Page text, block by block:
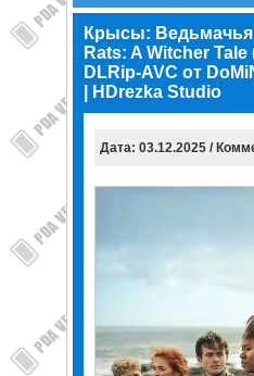
Крысы: Ведьмачья
Rats: A Witcher Tale
DLRip-AVC от
| HDrezka Studio
Дата: 03.12.2025 /